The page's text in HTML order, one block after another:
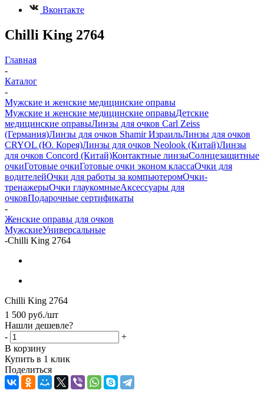
Вконтакте
Chilli King 2764
Главная
-
Каталог
-
Мужские и женские медицинские оправы
Мужские и женские медицинские оправыДетские
медицинские оправыЛинзы для очков Carl Zeiss
(Германия)Линзы для очков Shamir ИзраильЛинзы для очков
CRYOL (Ю. Корея)Линзы для очков Neolook (Китай)Линзы
для очков Concord (Китай)Контактные линзыСолнцезащитные
очкиГотовые очкиГотовые очки эконом классаОчки для
водителейОчки для работы за компьютеромОчки-
тренажерыОчки глаукомныеАксессуары для
очковПодарочные сертификаты
-
Женские оправы для очков
МужскиеУниверсальные
-Chilli King 2764
Chilli King 2764
1 500 руб./шт
Нашли дешевле?
-
+
В корзину
Купить в 1 клик
Поделиться